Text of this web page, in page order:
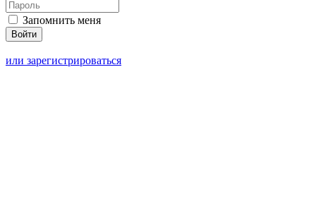
Запомнить меня
или зарегистрироваться